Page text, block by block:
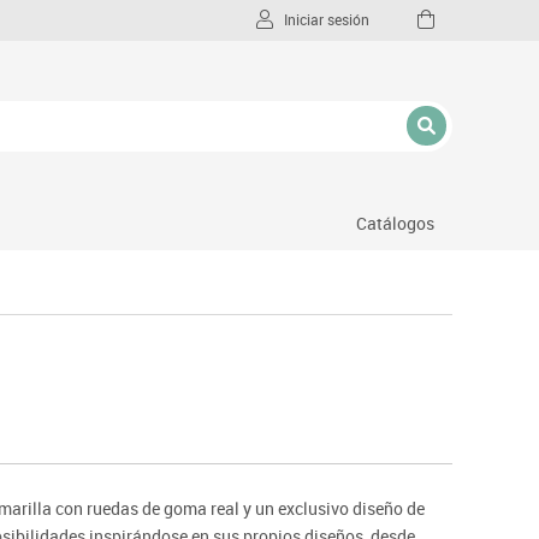
Iniciar sesión
Catálogos
con ruedas de goma real y un exclusivo diseño de